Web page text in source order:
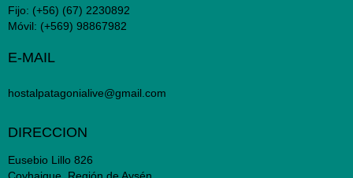
Fijo: (+56) (67) 2230892
Móvil: (+569) 98867982
E-MAIL
hostalpatagonialive@gmail.com
DIRECCION
Eusebio Lillo 826